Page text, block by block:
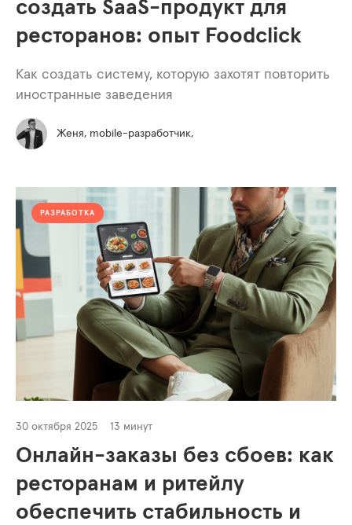
создать SaaS-продукт для
ресторанов: опыт Foodclick
Как создать систему, которую захотят повторить
иностранные заведения
Женя, mobile-разработчик,
РАЗРАБОТКА
30 октября 2025 13 минут
Онлайн-заказы без сбоев: как
ресторанам и ритейлу
обеспечить стабильность и